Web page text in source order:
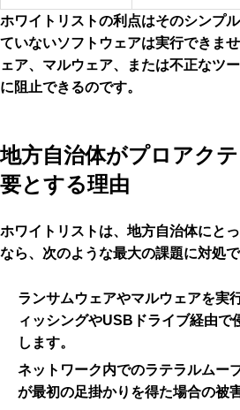
ホワイトリストの利点はそのシンプ
ていないソフトウェアは実行できま
ェア、マルウェア、または不正なツ
に阻止できるのです。
地方自治体がプロアク
要とする理由
ホワイトリストは、地方自治体にと
なら、次のような最大の課題に対処で
ランサムウェアやマルウェアを実
ィッシングやUSBドライブ経由で
します。
ネットワーク内でのラテラルムー
が最初の足掛かりを得た場合の被